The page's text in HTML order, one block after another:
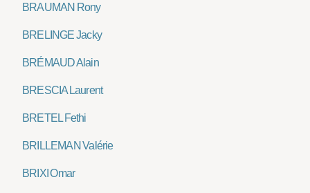
BRAUMAN Rony
BRELINGE Jacky
BRÉMAUD Alain
BRESCIA Laurent
BRETEL Fethi
BRILLEMAN Valérie
BRIXI Omar